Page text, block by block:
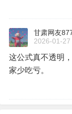
甘肃网友
2026-01-27
这公式真不透明
家少吃亏。